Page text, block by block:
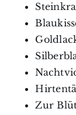
Zur